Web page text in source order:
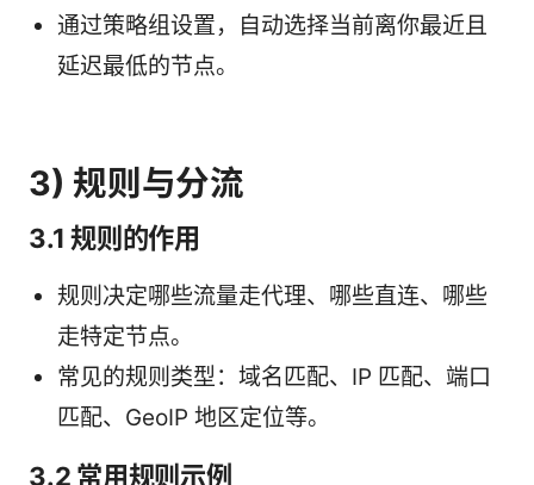
通过策略组设置，自动选择当前离你最近且
延迟最低的节点。
3) 规则与分流
3.1 规则的作用
规则决定哪些流量走代理、哪些直连、哪些
走特定节点。
常见的规则类型：域名匹配、IP 匹配、端口
匹配、GeoIP 地区定位等。
3.2 常用规则示例